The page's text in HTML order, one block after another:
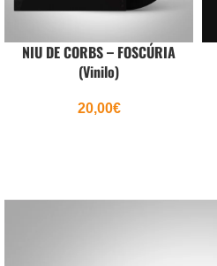
NIU DE CORBS – FOSCÚRIA
(Vinilo)
20,00€